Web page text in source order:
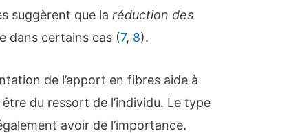
suggèrent que laréduction des
dans certains cas (7, 8).
de l’apport en fibres aide à
du ressort de l’individu. Le type
avoir de l’importance.